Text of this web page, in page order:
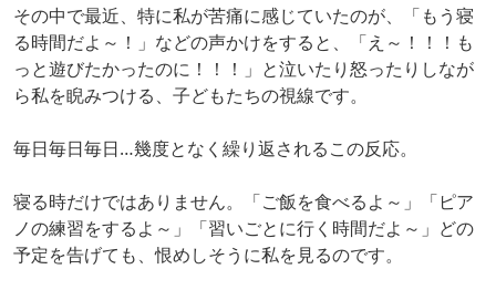
その中で最近、特に私が苦痛に感じていたのが、「もう寝
る時間だよ～！」などの声かけをすると、「え～！！！も
っと遊びたかったのに！！！」と泣いたり怒ったりしなが
ら私を睨みつける、子どもたちの視線です。
毎日毎日毎日…幾度となく繰り返されるこの反応。
寝る時だけではありません。「ご飯を食べるよ～」「ピア
ノの練習をするよ～」「習いごとに行く時間だよ～」どの
予定を告げても、恨めしそうに私を見るのです。